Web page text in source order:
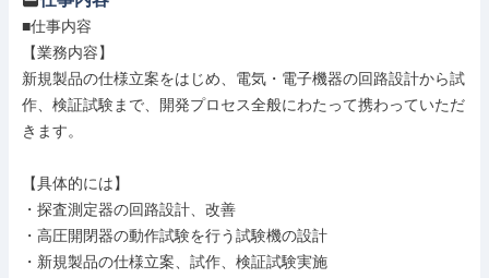
■仕事内容
【業務内容】
新規製品の仕様立案をはじめ、電気・電子機器の回路設計から試
作、検証試験まで、開発プロセス全般にわたって携わっていただ
きます。
【具体的には】
・探査測定器の回路設計、改善
・高圧開閉器の動作試験を行う試験機の設計
・新規製品の仕様立案、試作、検証試験実施